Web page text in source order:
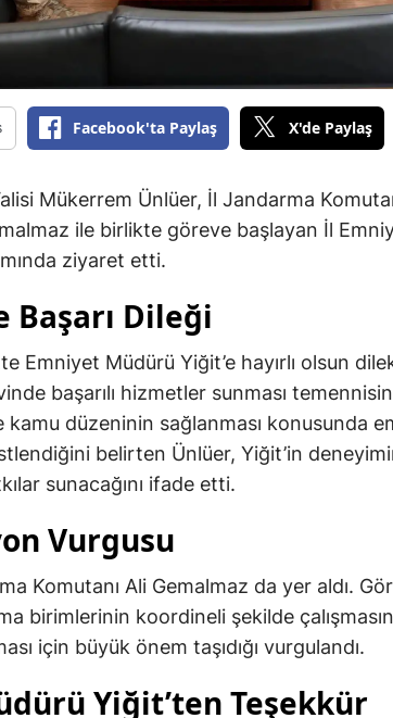
Facebook'ta Paylaş X'de Paylaş
Mükerrem Ünlüer, İl Jandarma
ile birlikte göreve başlayan İl
ziyaret etti.
Başarı Dileği
Emniyet Müdürü Yiğit’e hayırlı olsun
başarılı hizmetler sunması
kamu düzeninin sağlanması konusunda
belirten Ünlüer, Yiğit’in
sunacağını ifade etti.
Vurgusu
Komutanı Ali Gemalmaz da yer aldı.
birimlerinin koordineli şekilde
için büyük önem taşıdığı vurgulandı.
Yiğit’ten Teşekkür